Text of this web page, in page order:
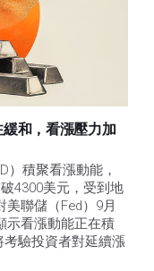
和，看漲壓力加
）積聚看漲動能，
4300美元，受到地
聯儲（Fed）9月
示看漲動能正在積
驗投資者對延續漲